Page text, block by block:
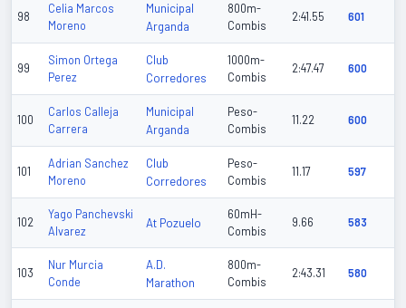
98
Celia Marcos
Moreno
Municipal
Arganda
800m-
Combis
2:41.55 601
99
Simon Ortega
Perez
Club
Corredores
1000m-
Combis
2:47.47 600
100
Carlos Calleja
Carrera
Municipal
Arganda
Peso-
Combis
11.22 600
101
Adrian Sanchez
Moreno
Club
Corredores
Peso-
Combis
11.17 597
102
Yago Panchevski
Alvarez
At Pozuelo
60mH-
Combis
9.66 583
103
Nur Murcia
Conde
A.D.
Marathon
800m-
Combis
2:43.31 580